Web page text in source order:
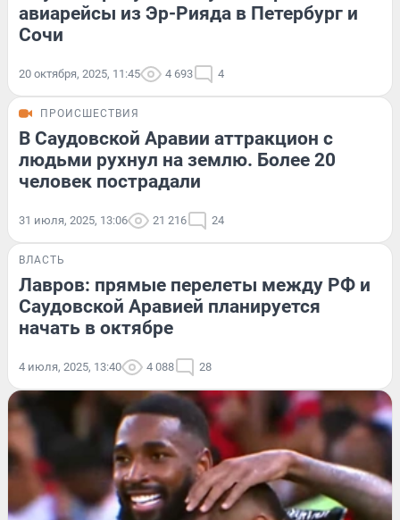
авиарейсы из Эр-Рияда в Петербург и
Сочи
20 октября, 2025, 11:45 4 693 4
ПРОИСШЕСТВИЯ
В Саудовской Аравии аттракцион с
людьми рухнул на землю. Более 20
человек пострадали
31 июля, 2025, 13:06 21 216 24
ВЛАСТЬ
Лавров: прямые перелеты между РФ и
Саудовской Аравией планируется
начать в октябре
4 июля, 2025, 13:40 4 088 28